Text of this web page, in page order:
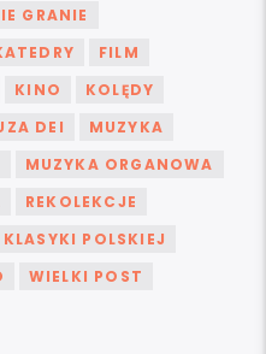
GRANIE
FILM
KINO
KOLĘDY
DEI
MUZYKA
MUZYKA ORGANOWA
REKOLEKCJE
POLSKIEJ
WIELKI POST